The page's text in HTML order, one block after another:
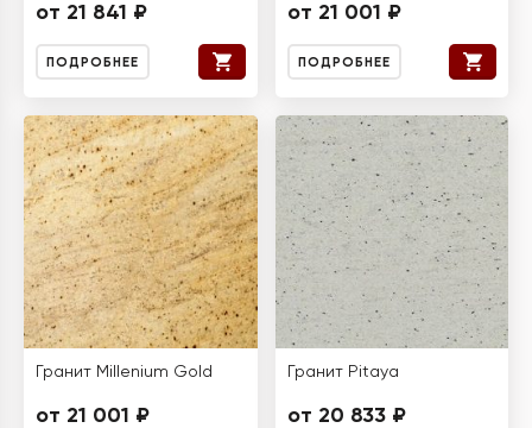
от 21 841 ₽
ПОДРОБНЕЕ
от 21 001 ₽
ПОДРОБНЕЕ
Гранит Millenium Gold
от 21 001 ₽
Гранит Pitaya
от 20 833 ₽